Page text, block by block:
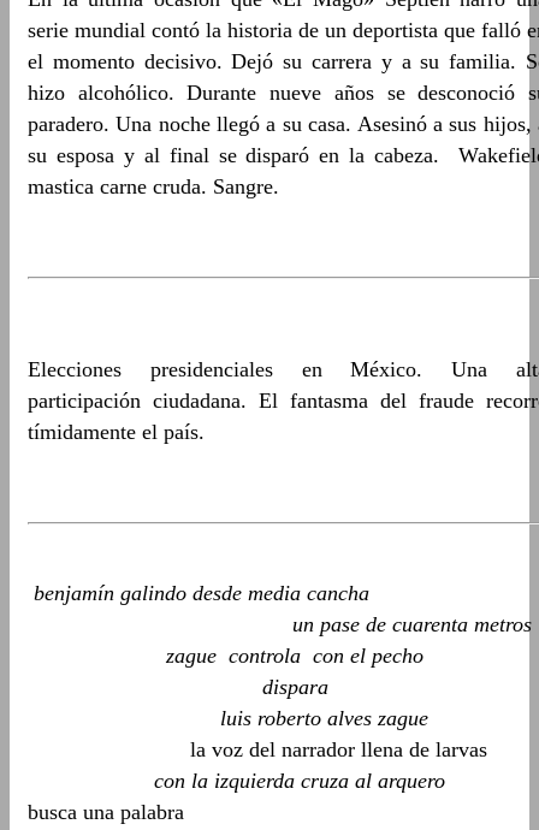
serie mundial contó la historia de un deportista que falló
el momento decisivo. Dejó su carrera y a su familia.
hizo alcohólico. Durante nueve años se desconoció
paradero. Una noche llegó a su casa. Asesinó a sus hijos,
su esposa y al final se disparó en la cabeza.
mastica carne cruda. Sangre.
Elecciones presidenciales en México. Una
participación ciudadana. El fantasma del fraude
tímidamente el país.
benjamín galindo desde media cancha
un pase de cuarenta metros
zague controla con el pecho
dispara
luis roberto alves zague
la voz del narrador llena de larvas
con la izquierda cruza al arquero
busca una palabra